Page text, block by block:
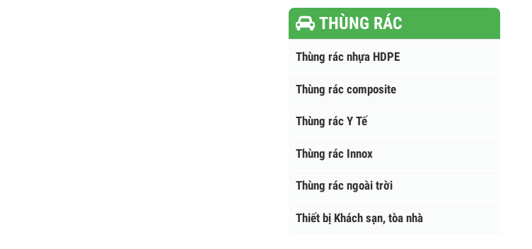
THÙNG RÁC
Thùng rác nhựa HDPE
Thùng rác composite
Thùng rác Y Tế
Thùng rác Innox
Thùng rác ngoài trời